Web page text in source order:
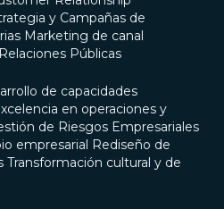
y Campañas de
Marketing de canal
Públicas
de capacidades
en operaciones y
de Riesgos Empresariales
empresarial Rediseño de
Transformación cultural y de